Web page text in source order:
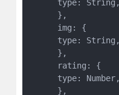
      type: String,
      },
      img: {
      type: String,
      },
      rating: {
      type: Number,
      },